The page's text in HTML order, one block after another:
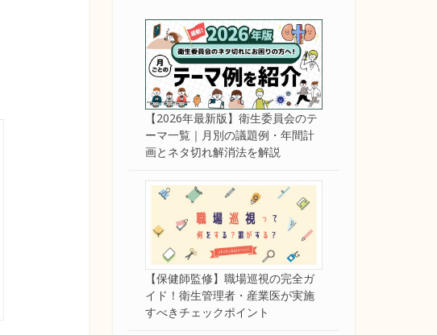
【2026年最新版】衛生委員会のテ
ーマ一覧｜月別の議題例・年間計
画とネタ切れ解消法を解説
【保健師監修】職場巡視の完全ガ
イド！衛生管理者・産業医が実施
すべきチェックポイント